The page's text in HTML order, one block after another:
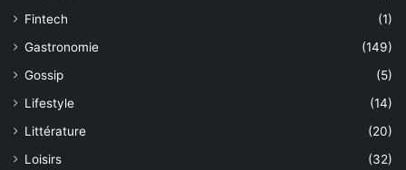
Fintech
(1)
Gastronomie
(149)
Gossip
(5)
Lifestyle
(14)
Littérature
(20)
Loisirs
(32)